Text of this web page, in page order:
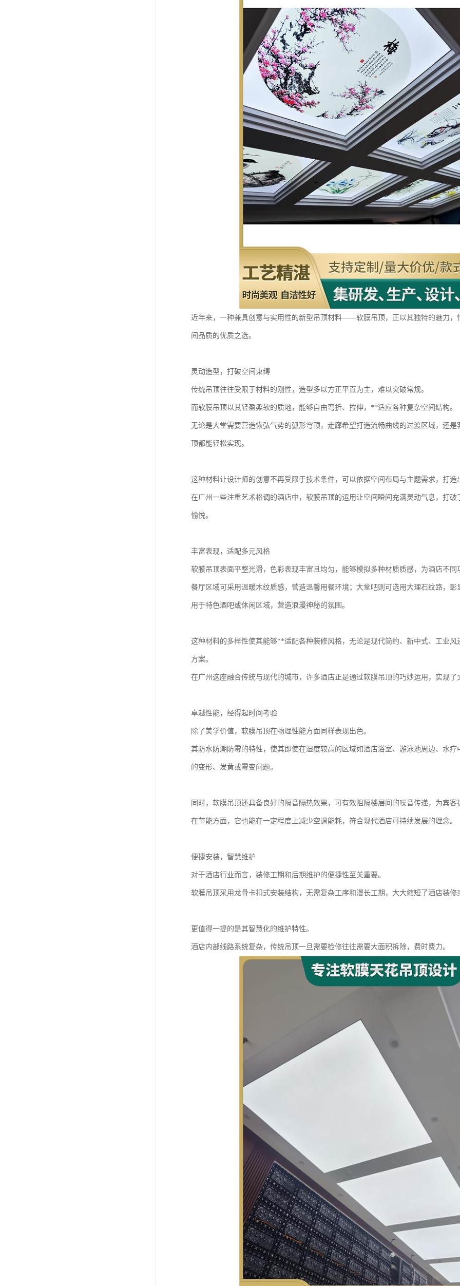
近年来，一种兼具创意与实用性的新型吊顶材料——软膜吊顶，正以其独特的魅力，
间品质的优质之选。
灵动造型，打破空间束缚
传统吊顶往往受限于材料的刚性，造型多以方正平直为主，难以突破常规。
而软膜吊顶以其轻盈柔软的质地，能够自由弯折、拉伸，**适应各种复杂空间结构。
无论是大堂需要营造恢弘气势的弧形穹顶，走廊希望打造流畅曲线的过渡区域，还
顶都能轻松实现。
这种材料让设计师的创意不再受限于技术条件，可以依据空间布局与主题需求，打造
在广州一些注重艺术格调的酒店中，软膜吊顶的运用让空间瞬间充满灵动气息，打
愉悦。
丰富表现，适配多元风格
软膜吊顶表面平整光滑，色彩表现丰富且均匀，能够模拟多种材质质感，为酒店不
餐厅区域可采用温暖木纹质感，营造温馨用餐环境；大堂吧则可选用大理石纹路，
用于特色酒吧或休闲区域，营造浪漫神秘的氛围。
这种材料的多样性使其能够**适配各种装修风格，无论是现代简约、新中式、工业
方案。
在广州这座融合传统与现代的城市，许多酒店正是通过软膜吊顶的巧妙运用，实现
卓越性能，经得起时间考验
除了美学价值，软膜吊顶在物理性能方面同样表现出色。
其防水防潮防霉的特性，使其即使在湿度较高的区域如酒店浴室、游泳池周边、水
的变形、发黄或霉变问题。
同时，软膜吊顶还具备良好的隔音隔热效果，可有效阻隔楼层间的噪音传递，为宾
在节能方面，它也能在一定程度上减少空调能耗，符合现代酒店可持续发展的理念。
便捷安装，智慧维护
对于酒店行业而言，装修工期和后期维护的便捷性至关重要。
软膜吊顶采用龙骨卡扣式安装结构，无需复杂工序和漫长工期，大大缩短了酒店装
更值得一提的是其智慧化的维护特性。
酒店内部线路系统复杂，传统吊顶一旦需要检修往往需要大面积拆除，费时费力。